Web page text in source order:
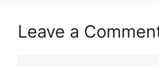
Leave a